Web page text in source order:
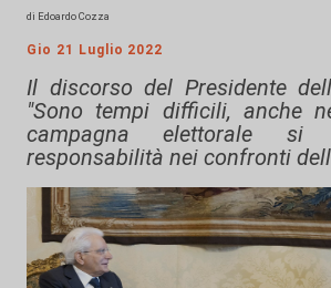
di Edoardo Cozza
Gio 21 Luglio 2022
Il discorso del Presidente
"Sono tempi difficili, anche
campagna elettorale si
responsabilità nei confronti